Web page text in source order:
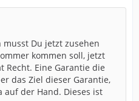
Du jetzt zusehen
kommen soll, jetzt
Recht. Eine Garantie die
das Ziel dieser Garantie,
auf der Hand. Dieses ist